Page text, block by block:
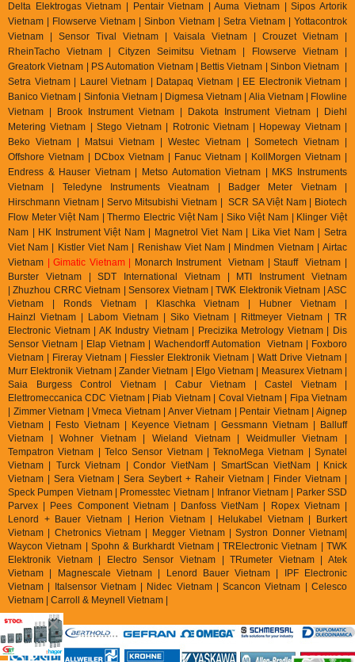
Delta Elektrogas Vietnam | Pentair Vietnam | Auma Vietnam | Sipos Artorik
Vietnam | Flowserve Vietnam | Sinbon Vietnam | Setra Vietnam | Yottacontrok
Vietnam | Sensor Tival Vietnam | Vaisala Vietnam | Crouzet Vietnam |
RheinTacho Vietnam | Cityzen Seimitsu Vietnam | Flowserve Vietnam |
Greatork Vietnam | PS Automation Vietnam | Bettis Vietnam | Sinbon Vietnam |
Setra Vietnam | Laurel Vietnam | Datapaq Vietnam | EE Electronik Vietnam |
Banico Vietnam | Sinfonia Vietnam | Digmesa Vietnam | Alia Vietnam | Flowline
Vietnam | Brook Instrument Vietnam | Dakota Instrument Vietnam | Diehl
Metering Vietnam | Stego Vietnam | Rotronic Vietnam | Hopeway Vietnam |
Beko Vietnam | Matsui Vietnam | Westec Vietnam | Sometech Vietnam |
Offshore Vietnam | DCbox Vietnam | Fanuc Vietnam | KollMorgen Vietnam |
Endress & Hauser Vietnam | Metso Automation Vietnam | MKS Instruments
Vietnam | Teledyne Instruments Vieatnam | Badger Meter Vietnam |
Hirschmann Vietnam | Servo Mitsubishi Vietnam | SCR SA Việt Nam | Biotech
Flow Meter Việt Nam | Thermo Electric Việt Nam | Siko Việt Nam | Klinger Việt
Nam | HK Instrument Việt Nam | Magnetrol Viet Nam | Lika Viet Nam | Setra
Viet Nam | Kistler Viet Nam | Renishaw Viet Nam | Mindmen Vietnam | Airtac
Vietnam | Gimatic Vietnam |
Monarch Instrument Vietnam | Stauff Vietnam |
Burster Vietnam | SDT International Vietnam | MTI Instrument Vietnam
| Zhuzhou CRRC Vietnam | Sensorex Vietnam | TWK Elektronik Vietnam | ASC
Vietnam | Ronds Vietnam | Klaschka Vietnam | Hubner Vietnam |
Hainzl Vietnam | Labom Vietnam | Siko Vietnam | Rittmeyer Vietnam | TR
Electronic Vietnam | AK Industry Vietnam | Precizika Metrology Vietnam | Dis
Sensor Vietnam | Elap Vietnam | Wachendorff Automation Vietnam | Foxboro
Vietnam | Fireray Vietnam |
Fiessler Elektronik Vietnam | Watt Drive Vietnam |
Murr Elektronik Vietnam | Zander Vietnam | Elgo Vietnam | Measurex Vietnam |
Saia Burgess Control Vietnam | Cabur Vietnam | Castel Vietnam |
Elettromeccanica CDC Vietnam | Piab Vietnam | Coval Vietnam | Fipa Vietnam
| Zimmer Vietnam | Vmeca Vietnam | Anver Vietnam | Pentair Vietnam | Aignep
Vietnam | Festo Vietnam | Keyence Vietnam | Gessmann Vietnam | Balluff
Vietnam | Wohner Vietnam | Wieland Vietnam | Weidmuller Vietnam |
Tempatron Vietnam | Telco Sensor Vietnam | TeknoMega Vietnam | Synatel
Vietnam | Turck Vietnam | Condor VietNam | SmartScan VietNam | Knick
Vietnam | Sera Vietnam | Sera Seybert + Raheir Vietnam | Finder Vietnam |
Speck Pumpen Vietnam | Promesstec Vietnam | Infranor Vietnam | Parker SSD
Parvex |
Pees Component Vietnam | Danfoss VietNam | Ropex Vietnam |
Lenord + Bauer Vietnam | Herion Vietnam | Helukabel Vietnam | Burkert
Vietnam | Chetronics Vietnam | Megger Vietnam | Systron Donner Vietnam|
Waycon Vietnam | Spohn & Burkhardt Vietnam | TRElectronic Vietnam | TWK
Elektronik Vietnam | Electro Sensor Vietnam | TRumeter Vietnam | Atek
Vietnam | Magnescale Vietnam | Lenord Bauer Vietnam | IPF Electronic
Vietnam | Italsensor Vietnam | Nidec Vietnam | Scancon Vietnam | Celesco
Vietnam | Carroll & Meynell Vietnam |